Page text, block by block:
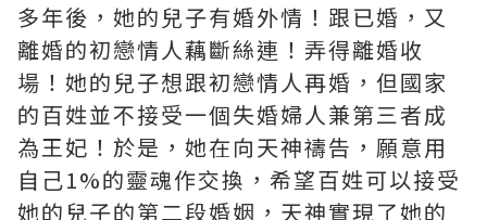
多年後，她的兒子有婚外情！跟已婚，又
離婚的初戀情人藕斷絲連！弄得離婚收
場！她的兒子想跟初戀情人再婚，但國家
的百姓並不接受一個失婚婦人兼第三者成
為王妃！於是，她在向天神禱告，願意用
自己1%的靈魂作交換，希望百姓可以接受
她的兒子的第二段婚姻，天神實現了她的